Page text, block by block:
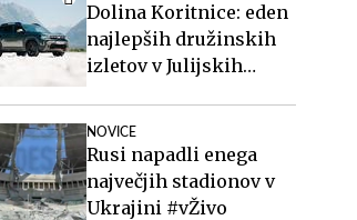
Dolina Koritnice: eden
najlepših družinskih
izletov v Julijskih
NOVICE
Rusi napadli enega
največjih stadionov v
Ukrajini #vŽivo